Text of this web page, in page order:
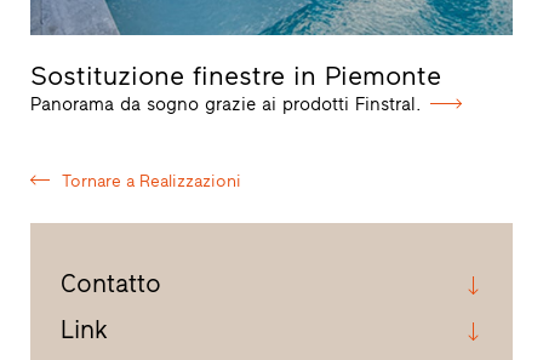
Sostituzione finestre in Piemonte
Panorama da sogno grazie ai prodotti Finstral.
Tornare a Realizzazioni
Contatto
Link